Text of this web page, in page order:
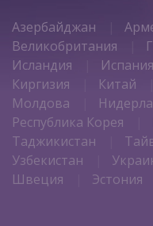
Азербайджан
Великобритания
Исландия
Испания
Киргизия
Китай
Молдова
Республика Корея
Таджикистан
Узбекистан
Швеция
Эстония